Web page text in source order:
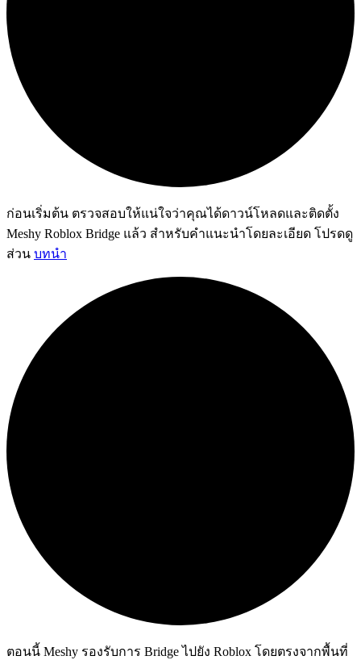
ก่อนเริ่มต้น ตรวจสอบให้แน่ใจว่าคุณได้ดาวน์โหลดและติดตั้ง
Meshy Roblox Bridge แล้ว สำหรับคำแนะนำโดยละเอียด โปรดดู
ส่วน บทนำ
ตอนนี้ Meshy รองรับการ Bridge ไปยัง Roblox โดยตรงจากพื้นที่